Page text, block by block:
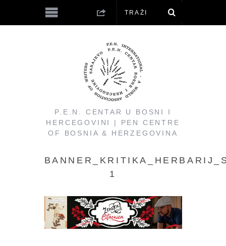
P.E.N. CENTAR U BOSNI I
HERCEGOVINI | PEN CENTRE
OF BOSNIA & HERZEGOVINA
1